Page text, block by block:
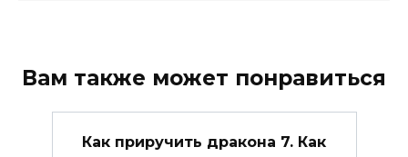
Вам также может понравиться
Как приручить дракона 7. Как